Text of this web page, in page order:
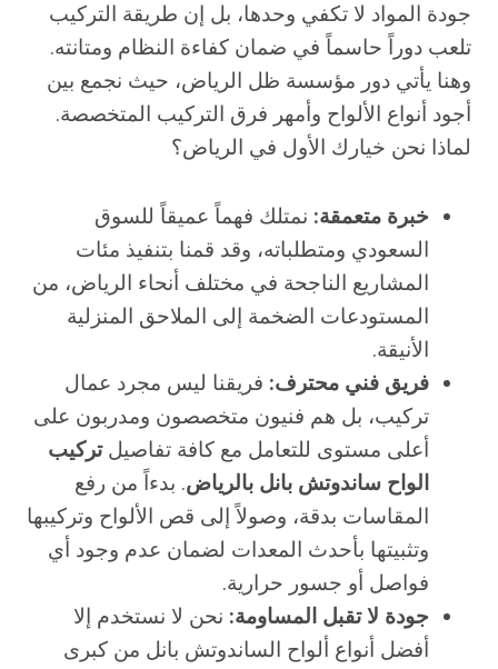
جودة المواد لا تكفي وحدها، بل إن طريقة التركيب
تلعب دوراً حاسماً في ضمان كفاءة النظام ومتانته.
وهنا يأتي دور مؤسسة ظل الرياض، حيث نجمع بين
أجود أنواع الألواح وأمهر فرق التركيب المتخصصة.
لماذا نحن خيارك الأول في الرياض؟
خبرة متعمقة: نمتلك فهماً عميقاً للسوق
السعودي ومتطلباته، وقد قمنا بتنفيذ مئات
المشاريع الناجحة في مختلف أنحاء الرياض، من
المستودعات الضخمة إلى الملاحق المنزلية
الأنيقة.
فريق فني محترف: فريقنا ليس مجرد عمال
تركيب، بل هم فنيون متخصصون ومدربون على
أعلى مستوى للتعامل مع كافة تفاصيلتركيب
الواح ساندوتش بانل بالرياض. بدءاً من رفع
المقاسات بدقة، وصولاً إلى قص الألواح وتركيبها
وتثبيتها بأحدث المعدات لضمان عدم وجود أي
فواصل أو جسور حرارية.
جودة لا تقبل المساومة: نحن لا نستخدم إلا
أفضل أنواع ألواح الساندوتش بانل من كبرى